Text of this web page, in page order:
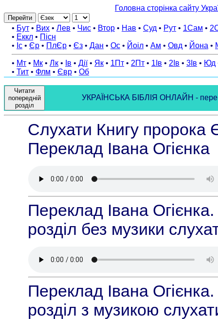
Головна сторінка сайту
Перейти
• Бут • Вих • Лев • Чис • Втор • Нав • Суд • Рут • 1Сам •
• Еккл • Пісн
• Іс • Єр • ПлЄр • Єз • Дан • Ос • Йоіл • Ам • Овд • Йона •
• Мт • Мк • Лк • Ів • Дії • Як • 1Пт • 2Пт • 1Ів • 2Ів • 3Ів • Юд
• Тит • Флм • Євр • Об
Читати
попередній
розділ
УКРАЇНСЬКА БІБЛІЯ ОНЛАЙН -
Слухати Книгу пророка
Переклад Івана Огієнка
Переклад Івана
розділ без музики
Переклад Івана
розділ з музикою